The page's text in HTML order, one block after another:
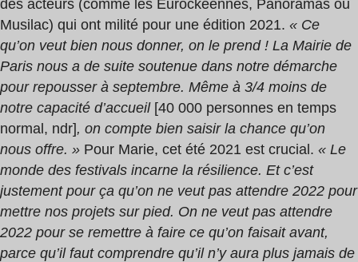
des acteurs (comme les Eurockéennes, Panoramas ou
Musilac) qui ont milité pour une édition 2021. « Ce
qu’on veut bien nous donner, on le prend ! La Mairie de
Paris nous a de suite soutenue dans notre démarche
pour repousser à septembre. Même à 3/4 moins de
notre capacité d’accueil [40 000 personnes en temps
normal, ndr], on compte bien saisir la chance qu’on
nous offre. » Pour Marie, cet été 2021 est crucial. « Le
monde des festivals incarne la résilience. Et c’est
justement pour ça qu’on ne veut pas attendre 2022 pour
mettre nos projets sur pied. On ne veut pas attendre
2022 pour se remettre à faire ce qu’on faisait avant,
parce qu’il faut comprendre qu’il n’y aura plus jamais de